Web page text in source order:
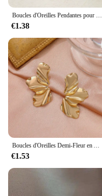
Boucles d'Oreilles Pendantes pour Femme, Vintage, Chunky avant, Document localité, Acier Inoxydable, Optique, Boucle d'Oreille en Forme de Larme, Déclaration, Bijoux de Mariage, Cadeau
€1.38
Boucles d'Oreilles Demi-Fleur en Acier Inoxydable pour Femme, Pétale Irrégulier, Minimaliste, Chic, Document Or, Bijoux de ix, Nouveau, 2024
€1.53